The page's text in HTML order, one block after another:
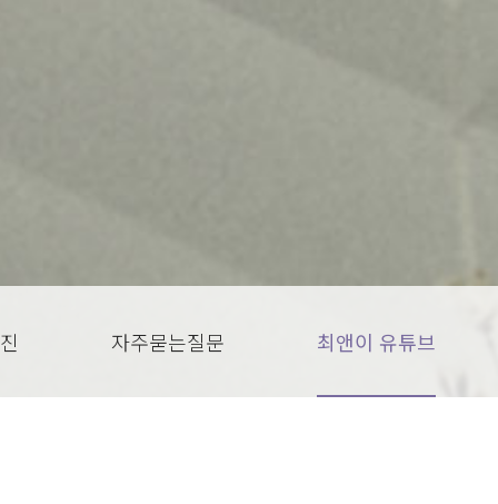
자주묻는질문 최앤이 유튜브